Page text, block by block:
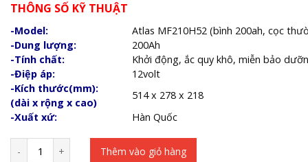
THÔNG SỐ KỸ THUẬT
-Model:
Atlas MF210H52 (bình 200ah, cọc
-Dung lượng:
200Ah
-Tính chất:
Khởi động, ắc quy khô, miễn bảo
-Điệp áp:
12volt
-Kích thước(mm):
(dài x rộng x cao)
514 x 278 x 218
-Xuất xứ:
Hàn Quốc
- + Thêm vào giỏ hàng